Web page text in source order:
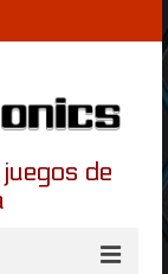
de